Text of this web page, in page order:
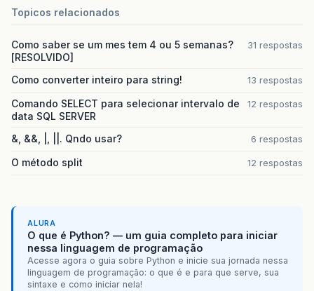
Topicos relacionados
Como saber se um mes tem 4 ou 5 semanas?
[RESOLVIDO]
31 respostas
Como converter inteiro para string! 13 respostas
Comando SELECT para selecionar intervalo de
data SQL SERVER
12 respostas
&, &&, |, ||. Qndo usar? 6 respostas
O método split 12 respostas
ALURA
O que é Python? — um guia completo para iniciar
nessa linguagem de programação
Acesse agora o guia sobre Python e inicie sua jornada nessa
linguagem de programação: o que é e para que serve, sua
sintaxe e como iniciar nela!